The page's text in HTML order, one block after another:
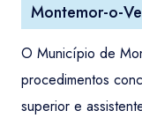
Montemor-o-
O Município de
procedimentos
superior e